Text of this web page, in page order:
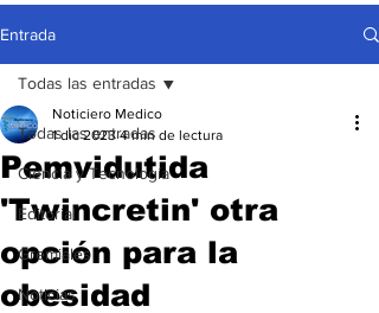
Entrada
Todas las entradas
Ciencia y Tecnología
Editorial
Gremiales
Noticias
Todas las entradas
Pemvidutida
'Twincretin' otra
opción para la
obesidad
Noticiero Medico
1 dic 2023 4 min de lectura